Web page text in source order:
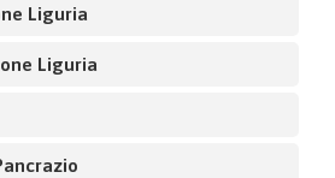
Liguria
Liguria